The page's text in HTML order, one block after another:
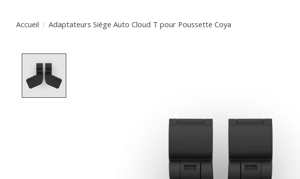
Accueil / Adaptateurs Siège Auto Cloud T pour Poussette Coya